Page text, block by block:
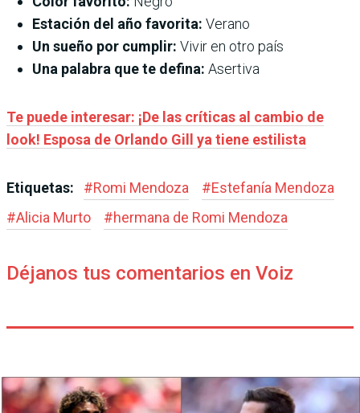
Estación del año favorita: Verano
Un sueño por cumplir: Vivir en otro país
Una palabra que te defina: Asertiva
Te puede interesar: ¡De las críticas al cambio de
look! Esposa de Orlando Gill ya tiene estilista
Etiquetas: #Romi Mendoza #Estefanía Mendoza
#Alicia Murto #hermana de Romi Mendoza
Déjanos tus comentarios en Voiz